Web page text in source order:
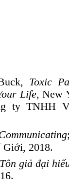
Toxic
Life, New
ty TNHH
2018.
Tôn giả đại